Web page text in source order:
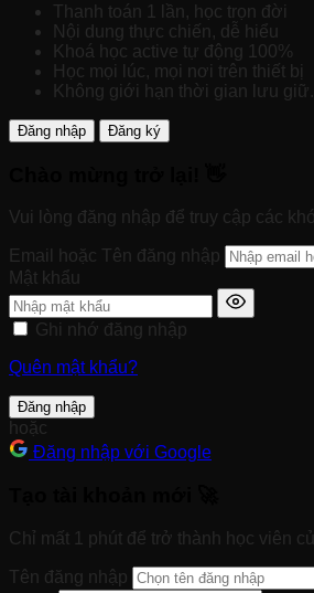
Thanh toán 1 lần, học trọn đời
Nội dung thực chiến, dễ hiểu
Khoá học active tự động 100%
Học mọi lúc, mọi nơi trên thiết bị
Không giới hạn thời gian lưu giữ.
Đăng nhập Đăng ký
Vui lòng đăng nhập để truy cập các
Email hoặc Tên đăng nhập
Mật khẩu
Ghi nhớ đăng nhập
Quên mật khẩu?
Đăng nhập
hoặc
Đăng nhập với Google
Chỉ mất 1 phút để trở thành học viên
Tên đăng nhập